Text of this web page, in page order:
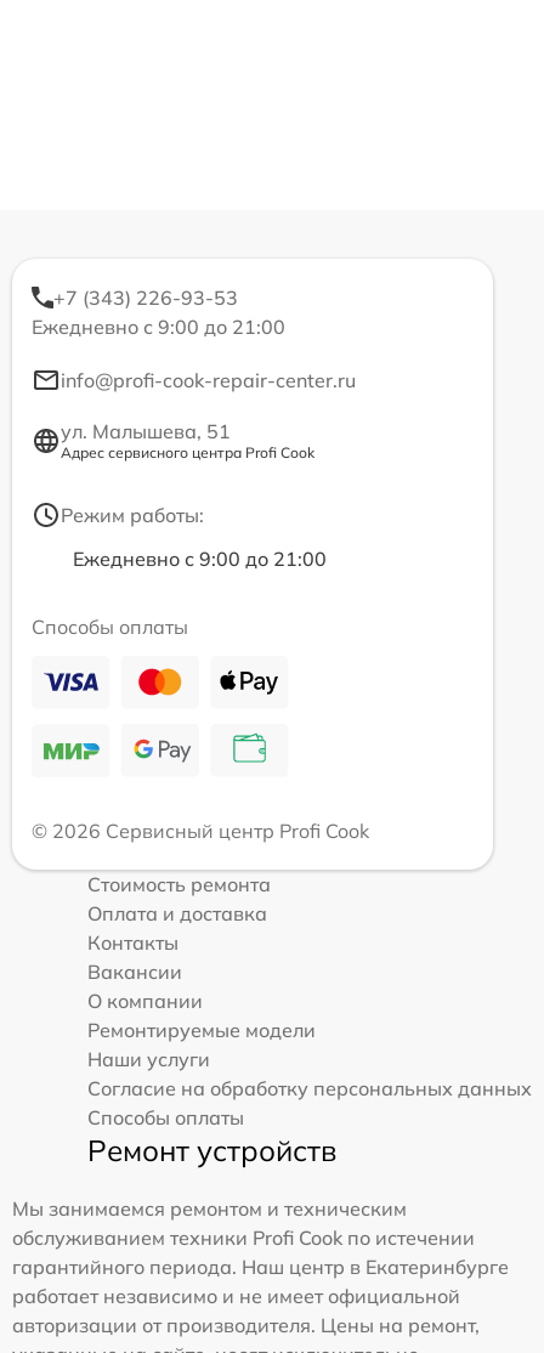
+7 (343) 226-93-53
Ежедневно с 9:00 до 21:00
info@profi-cook-repair-center.ru
ул. Малышева, 51
Адрес сервисного центра Profi Cook
Режим работы:
Ежедневно с 9:00 до 21:00
Способы оплаты
© 2026 Сервисный центр Profi Cook
Стоимость ремонта
Оплата и доставка
Контакты
Вакансии
О компании
Ремонтируемые модели
Наши услуги
Согласие на обработку персональных данных
Способы оплаты
Ремонт устройств
Мы занимаемся ремонтом и техническим
обслуживанием техники Profi Cook по истечении
гарантийного периода. Наш центр в Екатеринбурге
работает независимо и не имеет официальной
авторизации от производителя. Цены на ремонт,